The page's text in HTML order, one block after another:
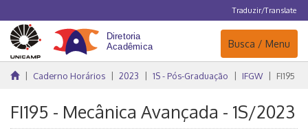
Traduzir/Translate
Navegação
Busca / Menu
Caderno Horários 2023 1S - Pós-Graduação IFGW FI195
FI195 - Mecânica Avançada - 1S/2023